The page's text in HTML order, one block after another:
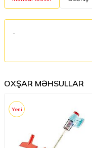
-
OXŞAR MƏHSULLAR
Yeni